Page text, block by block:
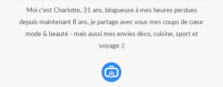
Moi c'est Charlotte, 31 ans, blogueuse à mes heures perdues
depuis maintenant 8 ans, je partage avec vous mes coups de cœur
mode & beauté - mais aussi mes envies déco, cuisine, sport et
voyage :)